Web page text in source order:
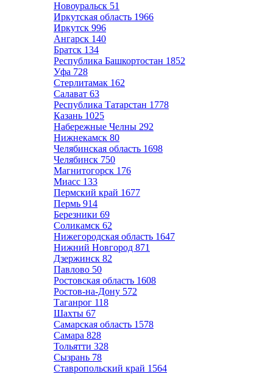
Новоуральск 51
Иркутская область 1966
Иркутск 996
Ангарск 140
Братск 134
Республика Башкортостан 1852
Уфа 728
Стерлитамак 162
Салават 63
Республика Татарстан 1778
Казань 1025
Набережные Челны 292
Нижнекамск 80
Челябинская область 1698
Челябинск 750
Магнитогорск 176
Миасс 133
Пермский край 1677
Пермь 914
Березники 69
Соликамск 62
Нижегородская область 1647
Нижний Новгород 871
Дзержинск 82
Павлово 50
Ростовская область 1608
Ростов-на-Дону 572
Таганрог 118
Шахты 67
Самарская область 1578
Самара 828
Тольятти 328
Сызрань 78
Ставропольский край 1564